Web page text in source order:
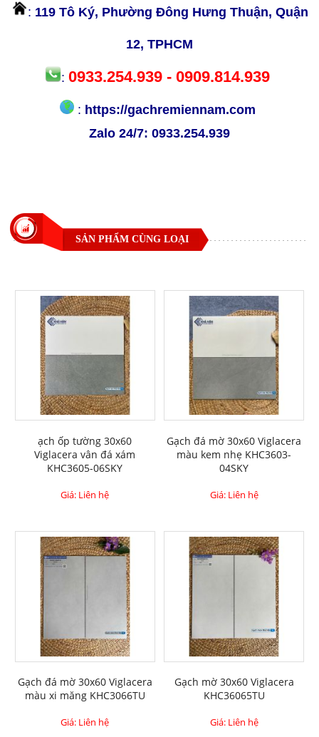
: 119 Tô Ký, Phường Đông Hưng Thuận, Quận
12, TPHCM
: 0933.254.939 - 0909.814.939
: https://gachremiennam.com
Zalo 24/7: 0933.254.939
SẢN PHẨM CÙNG LOẠI
ạch ốp tường 30x60
Viglacera vân đá xám
KHC3605-06SKY
Giá: Liên hệ
Gạch đá mờ 30x60 Viglacera
màu kem nhẹ KHC3603-
04SKY
Giá: Liên hệ
Gạch đá mờ 30x60 Viglacera
màu xi măng KHC3066TU
Giá: Liên hệ
Gạch mờ 30x60 Viglacera
KHC36065TU
Giá: Liên hệ